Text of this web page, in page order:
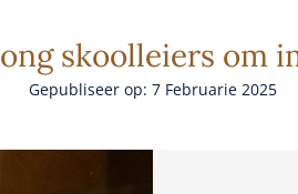
skoolleiers om
Gepubliseer op: 7 Februarie 2025